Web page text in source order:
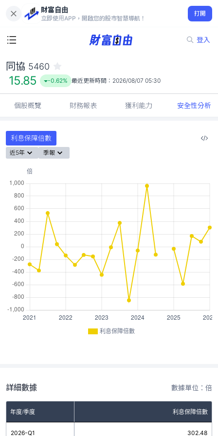
財富自由
立即使用APP，開啟您的股市智慧導航！
打開
登入
15.85
-0.62%
同協 5460
15.85 -0.62% 最近更新時間： 2026/08/07 05:30
個股概覽 財務報表 獲利能力 安全性分析
利息保障倍數
近5年 季報
利息保障倍數
詳細數據 數據單位：倍
年度/季度 利息保障倍數
2026-Q1 302.48